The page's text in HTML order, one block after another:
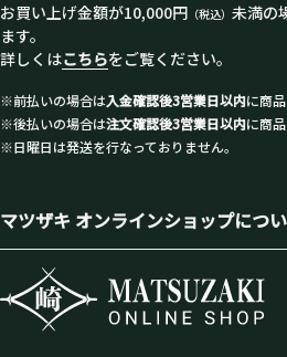
お買い上げ金額が10,000円 （税込） 未満の
ます。
詳しくはこちらをご覧ください。
※前払いの場合は入金確認後3営業日以内に商
※後払いの場合は注文確認後3営業日以内に商
※日曜日は発送を行なっておりません。
マツザキ オンラインショップにつ